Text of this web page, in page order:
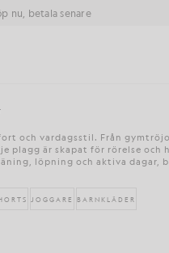
nu, betala senare
och vardagsstil. Från
plagg är skapat för rörelse och
löpning och aktiva dagar,
JOGGARE BARNKLÄDER